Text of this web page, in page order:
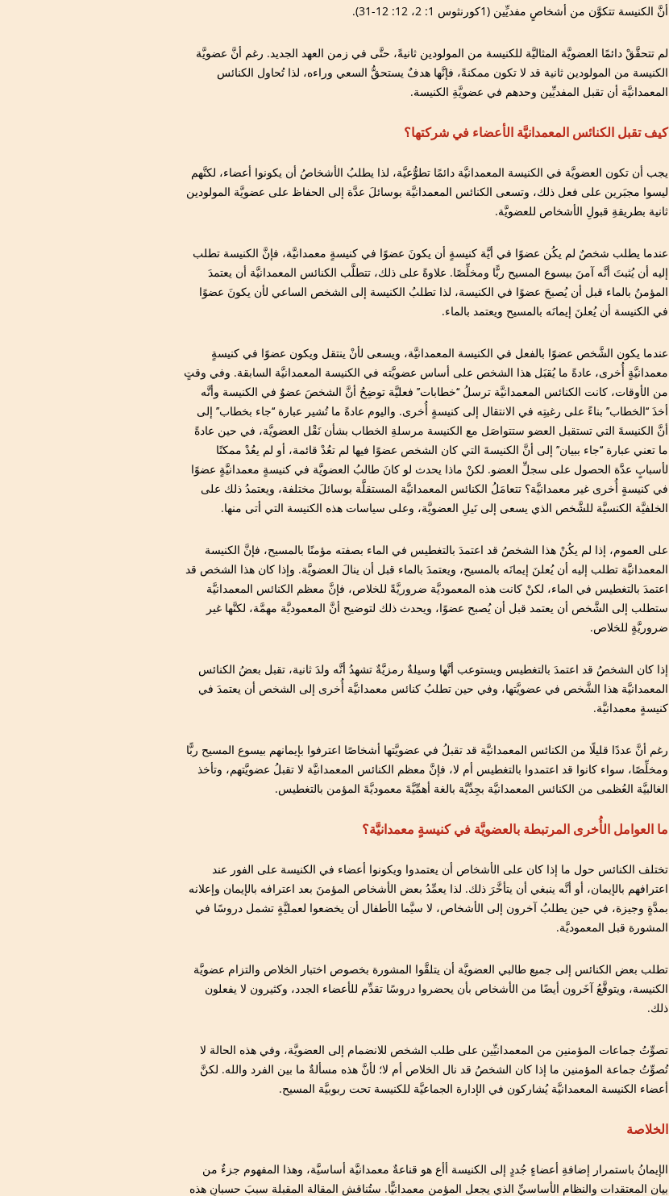
أنَّ الكنيسة تتكوَّن من أشخاصٍ مفديِّين (1كورنثوس 1: 2، 12: 12-31).
لم تتحقَّقْ دائمًا العضويَّة المثاليَّة للكنيسة من المولودين ثانيةً، حتَّى في زمن العهد الجديد. رغم أنَّ عضويَّة
الكنيسة من المولودين ثانية قد لا تكون ممكنةً، فإنَّها هدفٌ يستحقُّ السعي وراءه، لذا تُحاول الكنائس
المعمدانيَّة أن تقبل المفديِّين وحدهم في عضويَّةِ الكنيسة.
كيف تقبل الكنائس المعمدانيَّة الأعضاء في شركتها؟
يجب أن تكون العضويَّة في الكنيسة المعمدانيَّة دائمًا تطوُّعيَّة، لذا يطلبُ الأشخاصُ أن يكونوا أعضاء، لكنَّهم
ليسوا مجبَرين على فعل ذلك، وتسعى الكنائس المعمدانيَّة بوسائلَ عدَّة إلى الحفاظ على عضويَّة المولودين
ثانية بطريقةِ قبولِ الأشخاص للعضويَّة.
عندما يطلب شخصٌ لم يكُن عضوًا في أيَّة كنيسةٍ أن يكونَ عضوًا في كنيسةٍ معمدانيَّة، فإنَّ الكنيسة تطلب
إليه أن يُثبتَ أنَّه آمنَ بيسوع المسيح ربًّا ومخلِّصًا. علاوةً على ذلك، تتطلَّب الكنائس المعمدانيَّة أن يعتمدَ
المؤمنُ بالماء قبل أن يُصبحَ عضوًا في الكنيسة، لذا تطلبُ الكنيسة إلى الشخص الساعي لأن يكونَ عضوًا
في الكنيسة أن يُعلنَ إيمانَه بالمسيح ويعتمد بالماء.
عندما يكون الشَّخص عضوًا بالفعل في الكنيسة المعمدانيَّة، ويسعى لأنْ ينتقل ويكون عضوًا في كنيسةٍ
معمدانيَّةٍ أُخرى، عادةً ما يُقبَل هذا الشخص على أساس عضويَّته في الكنيسة المعمدانيَّة السابقة. وفي وقتٍ
من الأوقات، كانت الكنائس المعمدانيَّة ترسلُ ‘‘خطابات’’ فعليَّة توضِحُ أنَّ الشخصَ عضوٌ في الكنيسة وأنَّه
أخذَ ‘‘الخطاب’’ بناءً على رغبتِه في الانتقال إلى كنيسةٍ أُخرى. واليوم عادةً ما تُشير عبارة ‘‘جاء بخطاب’’ إلى
أنَّ الكنيسةَ التي تستقبل العضو ستتواصَل مع الكنيسة مرسلةِ الخطاب بشأن نَقْل العضويَّة، في حين عادةً
ما تعني عبارة ‘‘جاء ببيان’’ إلى أنَّ الكنيسةَ التي كان الشخص عضوًا فيها لم تعُدْ قائمة، أو لم يعُدْ ممكنًا
لأسبابٍ عدَّة الحصول على سجلِّ العضو. لكنْ ماذا يحدث لو كانَ طالبُ العضويَّة في كنيسةٍ معمدانيَّةٍ عضوًا
في كنيسةٍ أُخرى غير معمدانيَّة؟ تتعامَلُ الكنائس المعمدانيَّة المستقلَّة بوسائلَ مختلفة، ويعتمدُ ذلك على
الخلفيَّة الكنسيَّة للشَّخص الذي يسعى إلى نَيلِ العضويَّة، وعلى سياسات هذه الكنيسة التي أتى منها.
على العموم، إذا لم يكُنْ هذا الشخصُ قد اعتمدَ بالتغطيس في الماء بصفته مؤمنًا بالمسيح، فإنَّ الكنيسة
المعمدانيَّة تطلب إليه أن يُعلنَ إيمانَه بالمسيح، ويعتمدَ بالماء قبل أن ينالَ العضويَّة. وإذا كان هذا الشخص قد
اعتمدَ بالتغطيس في الماء، لكنْ كانت هذه المعموديَّة ضروريَّةً للخلاص، فإنَّ معظم الكنائس المعمدانيَّة
ستطلب إلى الشَّخص أن يعتمد قبل أن يُصبح عضوًا، ويحدث ذلك لتوضيح أنَّ المعموديَّة مهمَّة، لكنَّها غير
ضروريَّةٍ للخلاص.
إذا كان الشخصُ قد اعتمدَ بالتغطيس ويستوعب أنَّها وسيلةٌ رمزيَّةٌ تشهدُ أنَّه ولدَ ثانية، تقبل بعضُ الكنائس
المعمدانيَّة هذا الشَّخص في عضويَّتها، وفي حين تطلبُ كنائس معمدانيَّة أُخرى إلى الشخص أن يعتمدَ في
كنيسةٍ معمدانيَّة.
رغم أنَّ عددًا قليلًا من الكنائس المعمدانيَّة قد تقبلُ في عضويَّتها أشخاصًا اعترفوا بإيمانهم بيسوع المسيح ربًّا
ومخلِّصًا، سواء كانوا قد اعتمدوا بالتغطيس أم لا، فإنَّ معظم الكنائس المعمدانيَّة لا تقبلُ عضويَّتهم، وتأخذ
الغالبيَّة العُظمى من الكنائس المعمدانيَّة بجِدِّيَّة بالغة أهمِّيَّةَ معموديَّةَ المؤمن بالتغطيس.
ما العوامل الأُخرى المرتبطة بالعضويَّة في كنيسةٍ معمدانيَّة؟
تختلف الكنائس حول ما إذا كان على الأشخاص أن يعتمدوا ويكونوا أعضاء في الكنيسة على الفور عند
اعترافهم بالإيمان، أو أنَّه ينبغي أن يتأخَّرَ ذلك. لذا يعمِّدُ بعض الأشخاص المؤمنَ بعد اعترافه بالإيمان وإعلانه
بمدَّةٍ وجيزة، في حين يطلبُ آخرون إلى الأشخاص، لا سيَّما الأطفال أن يخضعوا لعمليَّةٍ تشمل دروسًا في
المشورة قبل المعموديَّة.
تطلب بعض الكنائس إلى جميع طالبي العضويَّة أن يتلقَّوا المشورة بخصوص اختبار الخلاص والتزام عضويَّة
الكنيسة، ويتوقَّعُ آخَرون أيضًا من الأشخاص بأن يحضروا دروسًا تقدِّم للأعضاء الجدد، وكثيرون لا يفعلون
ذلك.
تصوِّتُ جماعات المؤمنين من المعمدانيِّين على طلب الشخص للانضمام إلى العضويَّة، وفي هذه الحالة لا
تُصوِّتُ جماعة المؤمنين ما إذا كان الشخصُ قد نال الخلاص أم لا؛ لأنَّ هذه مسألةٌ ما بين الفرد والله. لكنَّ
أعضاء الكنيسة المعمدانيَّة يُشاركون في الإدارة الجماعيَّة للكنيسة تحت ربوبيَّة المسيح.
الخلاصة
الإيمانُ باستمرار إضافةِ أعضاءٍ جُددٍ إلى الكنيسة أأع هو قناعةٌ معمدانيَّة أساسيَّة، وهذا المفهوم جزءٌ من
بيان المعتقدات والنظام الأساسيِّ الذي يجعل المؤمن معمدانيًّا. ستُناقش المقالة المقبلة سببَ حسبانِ هذه